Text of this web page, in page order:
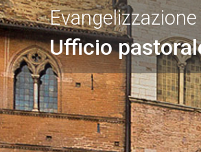
Ufficio
Evangelizzazione